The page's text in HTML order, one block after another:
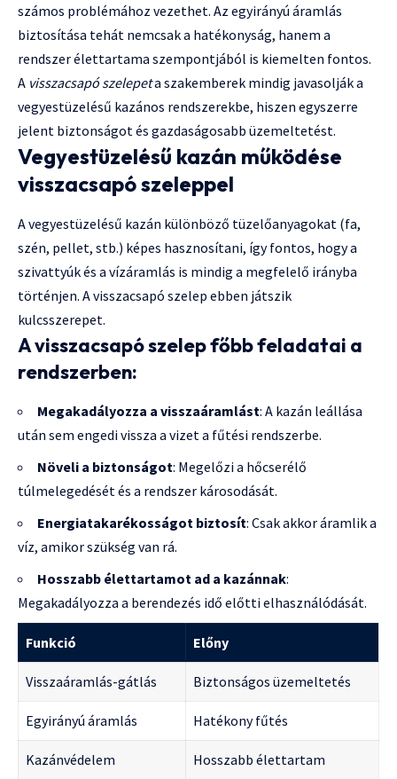
számos problémához vezethet. Az egyirányú áramlás
biztosítása tehát nemcsak a hatékonyság, hanem a
rendszer élettartama szempontjából is kiemelten fontos.
A visszacsapó szelepeta szakemberek mindig javasolják a
vegyestüzelésű kazános rendszerekbe, hiszen egyszerre
jelent biztonságot és gazdaságosabb üzemeltetést.
Vegyestüzelésű kazán működése
visszacsapó szeleppel
A vegyestüzelésű kazán különböző tüzelőanyagokat (fa,
szén, pellet, stb.) képes hasznosítani, így fontos, hogy a
szivattyúk és a vízáramlás is mindig a megfelelő irányba
történjen. A visszacsapó szelep ebben játszik
kulcsszerepet.
A visszacsapó szelep főbb feladatai a
rendszerben:
Megakadályozza a visszaáramlást: A kazán leállása
után sem engedi vissza a vizet a fűtési rendszerbe.
Növeli a biztonságot: Megelőzi a hőcserélő
túlmelegedését és a rendszer károsodását.
Energiatakarékosságot biztosít: Csak akkor áramlik a
víz, amikor szükség van rá.
Hosszabb élettartamot ad a kazánnak:
Megakadályozza a berendezés idő előtti elhasználódását.
Funkció Előny
Visszaáramlás-gátlás Biztonságos üzemeltetés
Egyirányú áramlás Hatékony fűtés
Kazánvédelem Hosszabb élettartam